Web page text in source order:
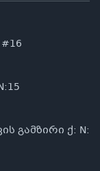
გამზირი ქ: N: